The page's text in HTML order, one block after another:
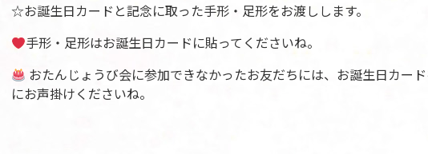
☆お誕生日カードと記念に取った手形・足形をお渡しします。
手形・足形はお誕生日カードに貼ってくださいね。
おたんじょうび会に参加できなかったお友だちには、お誕生日カー
にお声掛けくださいね。